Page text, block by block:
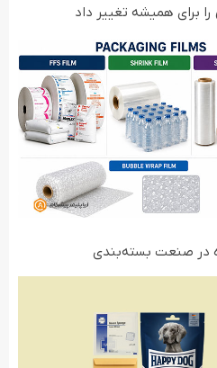
برای همیشه تغییر داد
در صنعت بسته‌بندی